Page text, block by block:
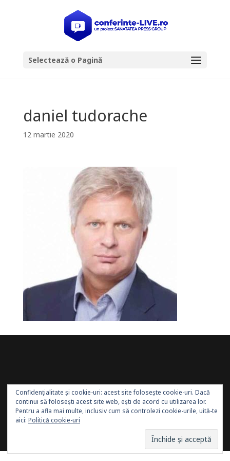
Selectează o Pagină
daniel tudorache
12 martie 2020
Site administrat de:
Confidențialitate și cookie-uri: acest site folosește cookie-uri. Dacă
continui să folosești acest site web, ești de acord cu utilizarea lor.
Pentru a afla mai multe, inclusiv cum să controlezi cookie-urile, uită-te
aici: Politică cookie-uri